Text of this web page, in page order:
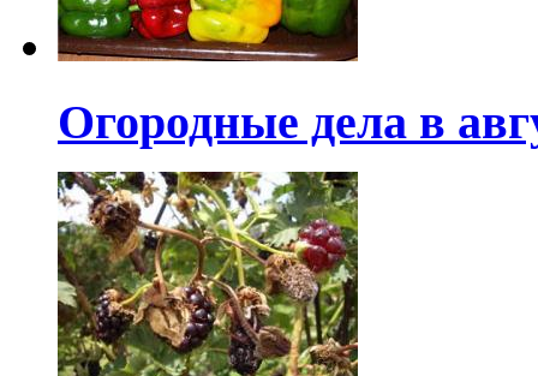
Огородные дела в